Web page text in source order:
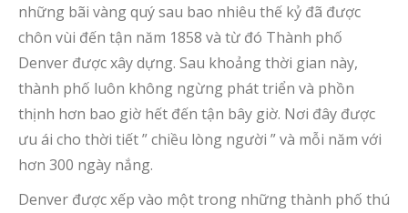
những bãi vàng quý sau bao nhiêu thế kỷ đã được
chôn vùi đến tận năm 1858 và từ đó Thành phố
Denver được xây dựng. Sau khoảng thời gian này,
thành phố luôn không ngừng phát triển và phồn
thịnh hơn bao giờ hết đến tận bây giờ. Nơi đây được
ưu ái cho thời tiết ” chiều lòng người ” và mỗi năm với
hơn 300 ngày nắng.
Denver được xếp vào một trong những thành phố thú